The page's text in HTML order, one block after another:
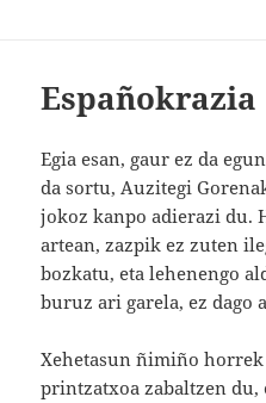
Españokrazia
Egia esan, gaur ez da
da sortu, Auzitegi
jokoz kanpo adierazi du.
artean, zazpik ez zuten
bozkatu, eta lehenengo
buruz ari garela, ez dago
Xehetasun ñimiño
printzatxoa zabaltzen